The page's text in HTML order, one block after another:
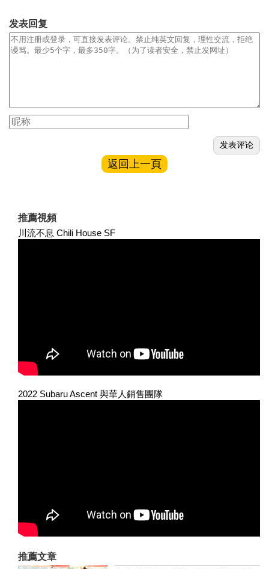
发表回复
返回上一頁
推薦視頻
川流不息 Chili House SF
2022 Subaru Ascent 與華人銷售團隊
推薦文章